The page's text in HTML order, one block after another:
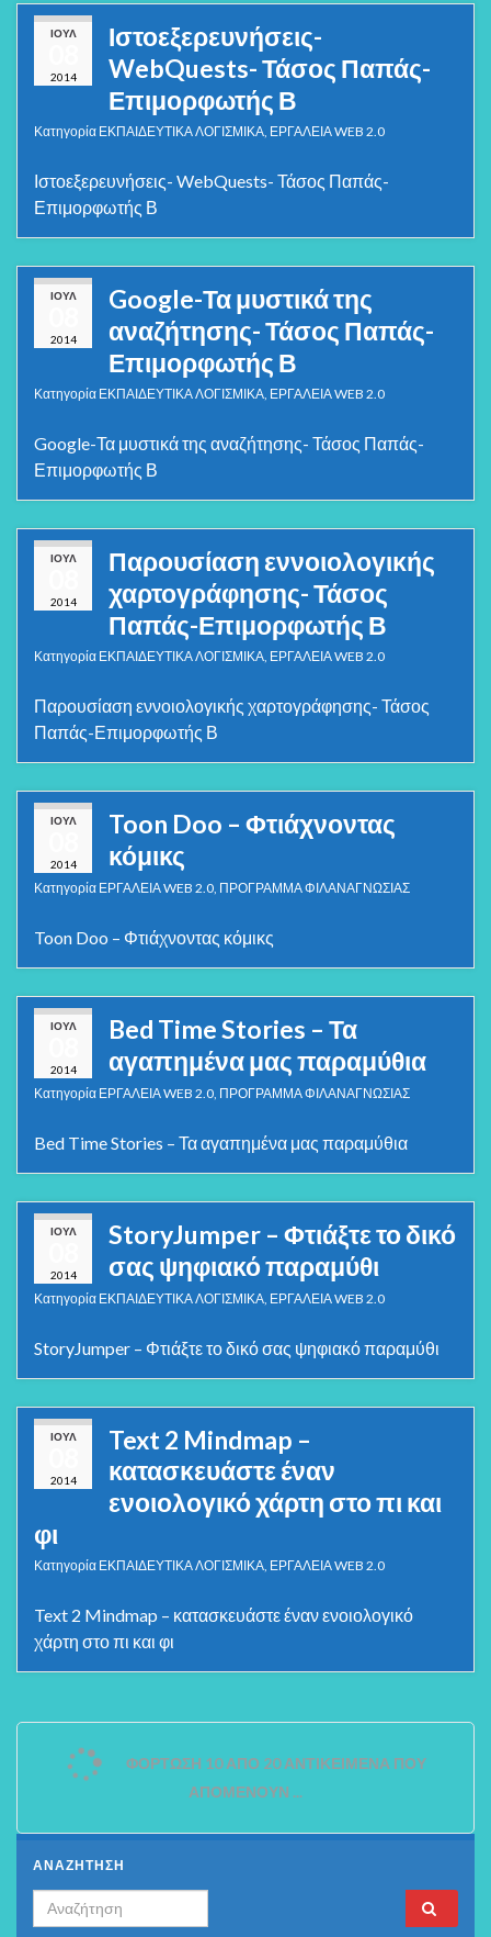
ΙΟΎΛ
2014
Ιστοεξερευνήσεις-
WebQuests- Τάσος Παπάς-
Επιμορφωτής Β
Κατηγορία ΕΚΠΑΙΔΕΥΤΙΚΑ ΛΟΓΙΣΜΙΚΑ ΕΡΓΑΛΕΙΑ WEB 2.0
Ιστοεξερευνήσεις- WebQuests- Τάσος Παπάς-
Επιμορφωτής Β
ΙΟΎΛ
2014
Google-Τα μυστικά της
αναζήτησης- Τάσος Παπάς-
Επιμορφωτής Β
Κατηγορία ΕΚΠΑΙΔΕΥΤΙΚΑ ΛΟΓΙΣΜΙΚΑ ΕΡΓΑΛΕΙΑ WEB 2.0
Google-Τα μυστικά της αναζήτησης- Τάσος Παπάς-
Επιμορφωτής Β
ΙΟΎΛ
2014
Παρουσίαση εννοιολογικής
χαρτογράφησης- Τάσος
Παπάς-Επιμορφωτής Β
Κατηγορία ΕΚΠΑΙΔΕΥΤΙΚΑ ΛΟΓΙΣΜΙΚΑ ΕΡΓΑΛΕΙΑ WEB 2.0
Παρουσίαση εννοιολογικής χαρτογράφησης- Τάσος
Παπάς-Επιμορφωτής Β
ΙΟΎΛ
2014
Toon Doo – Φτιάχνοντας
κόμικς
Κατηγορία ΕΡΓΑΛΕΙΑ WEB 2.0 ΠΡΟΓΡΑΜΜΑ ΦΙΛΑΝΑΓΝΩΣΙΑΣ
Toon Doo – Φτιάχνοντας κόμικς
ΙΟΎΛ
2014
Bed Time Stories – Τα
αγαπημένα μας παραμύθια
Κατηγορία ΕΡΓΑΛΕΙΑ WEB 2.0 ΠΡΟΓΡΑΜΜΑ ΦΙΛΑΝΑΓΝΩΣΙΑΣ
Bed Time Stories – Τα αγαπημένα μας παραμύθια
ΙΟΎΛ
2014
StoryJumper – Φτιάξτε το δικό
σας ψηφιακό παραμύθι
Κατηγορία ΕΚΠΑΙΔΕΥΤΙΚΑ ΛΟΓΙΣΜΙΚΑ ΕΡΓΑΛΕΙΑ WEB 2.0
StoryJumper – Φτιάξτε το δικό σας ψηφιακό παραμύθι
ΙΟΎΛ
2014
Text 2 Mindmap –
κατασκευάστε έναν
ενοιολογικό χάρτη στο πι και
φι
Κατηγορία ΕΚΠΑΙΔΕΥΤΙΚΑ ΛΟΓΙΣΜΙΚΑ ΕΡΓΑΛΕΙΑ WEB 2.0
Text 2 Mindmap – κατασκευάστε έναν ενοιολογικό
χάρτη στο πι και φι
ΦΌΡΤΩΣΗ 10 ΑΠΌ 20 ΑΝΤΙΚΕΊΜΕΝΑ ΠΟΥ
ΑΠΟΜΈΝΟΥΝ ...
ΑΝΑΖΗΤΗΣΗ
Search for: